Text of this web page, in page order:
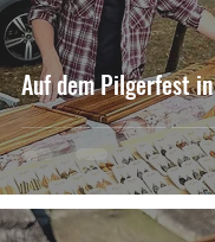
Auf dem Pilgerfest